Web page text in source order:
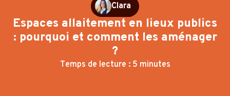
Clara
Espaces allaitement en lieux publics
: pourquoi et comment les aménager
?
Temps de lecture : 5 minutes